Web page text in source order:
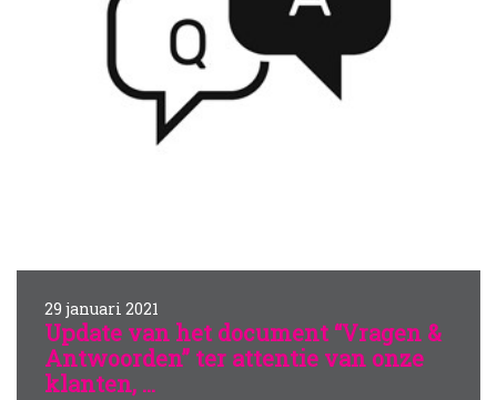
29 januari 2021
Update van het document “Vragen &
Antwoorden” ter attentie van onze
klanten, ...